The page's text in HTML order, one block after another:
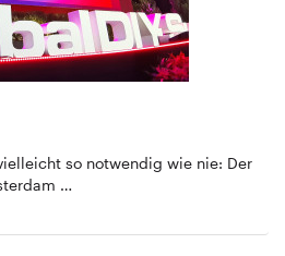
so notwendig wie nie: Der
…